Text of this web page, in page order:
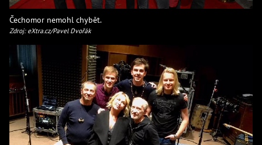
Čechomor nemohl chybět.
Zdroj: eXtra.cz/Pavel Dvořák